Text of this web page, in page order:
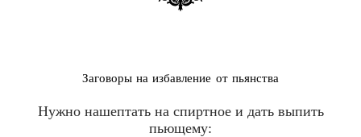
Заговоры на избавление от пьянства
Нужно нашептать на спиртное и дать выпить
пьющему: